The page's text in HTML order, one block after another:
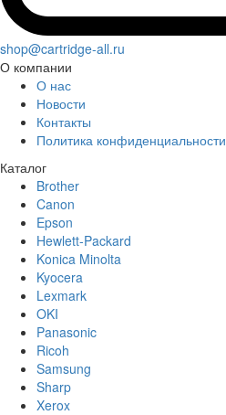
shop@cartridge-all.ru
О компании
О нас
Новости
Контакты
Политика конфиденциальности
Каталог
Brother
Canon
Epson
Hewlett-Packard
Konica Minolta
Kyocera
Lexmark
OKI
Panasonic
Ricoh
Samsung
Sharp
Xerox